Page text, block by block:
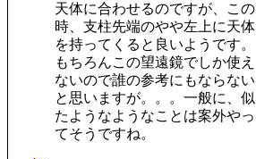
天体に合わせるのですが、この
時、支柱先端のやや左上に天体
を持ってくると良いようです。
もちろんこの望遠鏡でしか使え
ないので誰の参考にもならない
と思いますが。。。一般に、似
たようなようなことは案外やっ
てそうですね。